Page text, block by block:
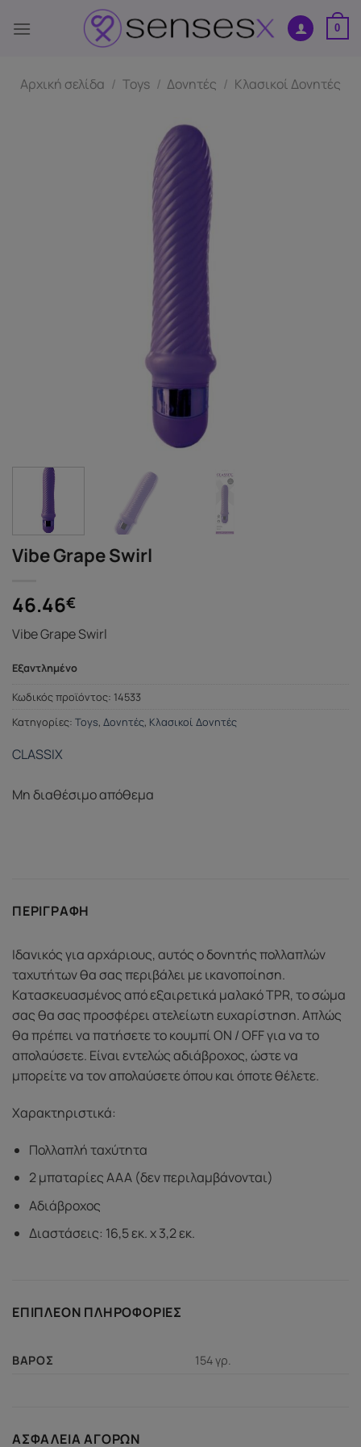
στο
0
Αρχική σελίδα / Toys / Δονητές / Κλασικοί Δονητές
Vibe Grape Swirl
46.46€
Vibe Grape Swirl
Εξαντλημένο
Κωδικός προϊόντος: 14533
Κατηγορίες: Toys, Δονητές, Κλασικοί Δονητές
CLASSIX
Μη διαθέσιμο απόθεμα
ΠΕΡΙΓΡΑΦΉ
Ιδανικός για αρχάριους, αυτός ο δονητής πολλαπλών
ταχυτήτων θα σας περιβάλει με ικανοποίηση.
Κατασκευασμένος από εξαιρετικά μαλακό TPR, το σώμα
σας θα σας προσφέρει ατελείωτη ευχαρίστηση. Απλώς
θα πρέπει να πατήσετε το κουμπί ON / OFF για να το
απολαύσετε. Είναι εντελώς αδιάβροχος, ώστε να
μπορείτε να τον απολαύσετε όπου και όποτε θέλετε.
Χαρακτηριστικά:
Πολλαπλή ταχύτητα
2 μπαταρίες AAA (δεν περιλαμβάνονται)
Αδιάβροχος
Διαστάσεις: 16,5 εκ. x 3,2 εκ.
ΕΠΙΠΛΈΟΝ ΠΛΗΡΟΦΟΡΊΕΣ
ΒΆΡΟΣ 154 γρ.
ΑΣΦΆΛΕΙΑ ΑΓΟΡΏΝ